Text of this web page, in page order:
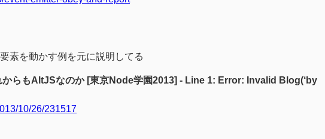
素を動かす例を元に説明してる
らもAltJSなのか [東京Node学園2013] - Line 1: Error: Invalid Blog(‘by
10/26/231517